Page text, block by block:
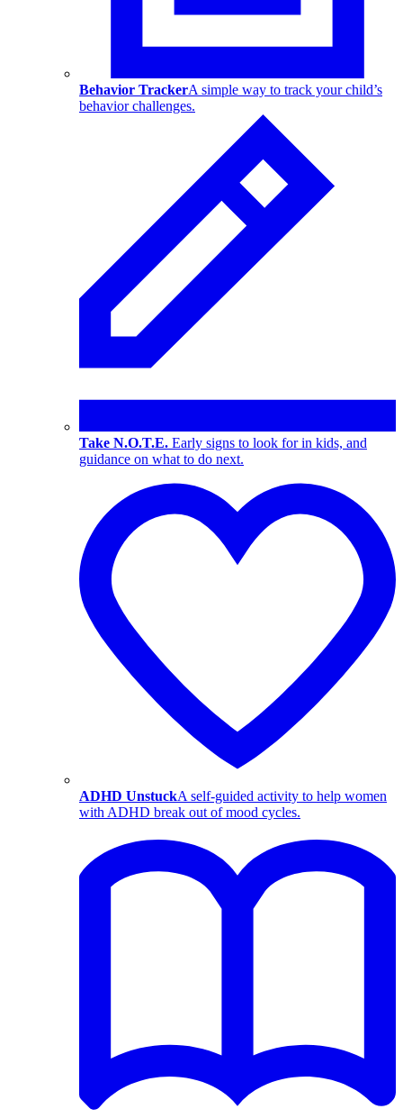
Behavior TrackerA simple way to track your child’s
behavior challenges.
Take N.O.T.E. Early signs to look for in kids, and
guidance on what to do next.
ADHD UnstuckA self-guided activity to help women
with ADHD break out of mood cycles.